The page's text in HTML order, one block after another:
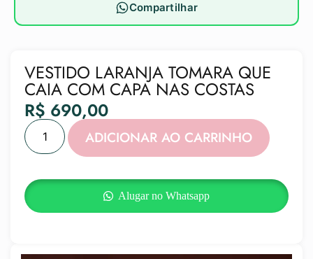
Compartilhar
VESTIDO LARANJA TOMARA QUE
CAIA COM CAPA NAS COSTAS
R$ 690,00
ADICIONAR AO CARRINHO
Alugar no Whatsapp